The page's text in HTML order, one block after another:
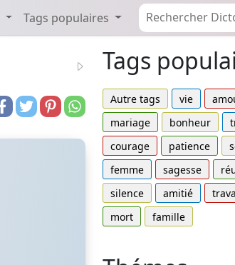
Tags populaires
Tags
Autre tags vie
mariage
bonheur
courage
patience
femme
sagesse
silence
amitié
mort
famille